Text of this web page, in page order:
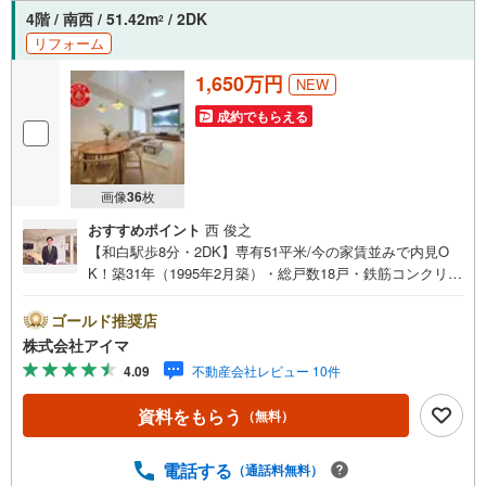
4階 / 南西 / 51.42m2 / 2DK
リフォーム
画像36枚
1,650万円 NEW
成約でもらえる
おすすめポイント 西 俊之
【和白駅歩8分・2DK】専有51平米/今の家賃並みで内見O
K！築31年（1995年2月築）・総戸数18戸・鉄筋コンクリー
約51平米。■リフォーム内装はリフォーム済みです。■住戸
の条件南西向きのお住まいです。風がよく通ります。■防
犯・セキュリティエントランスはオートロック。共用部に
防犯カメラを設置。■ペットについて小型犬の飼育をご相談
いただけます（管理規約によります）■共用部・暮らしエレ
ベーターあり。駐輪場・バイク置場あり。■キッチン・水ま
機・独立洗面所を備えます。■アイマのサポートアイマは福
ゴールド推奨店
株式会社アイマ
4.09 不動産会社レビュー 10件
資料をもらう （無料）
電話する （通話料無料）